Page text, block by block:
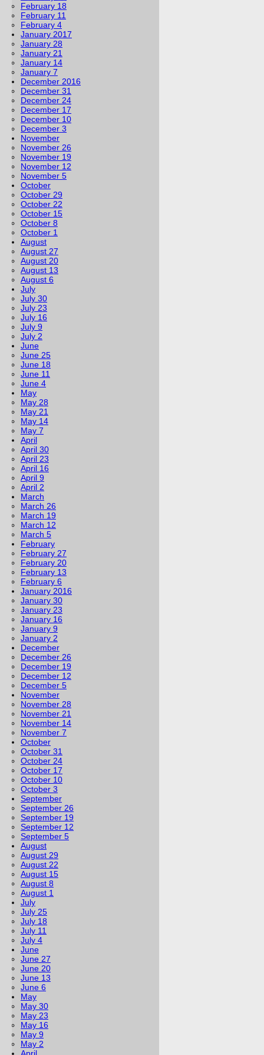
February 18
February 11
February 4
January 2017
January 28
January 21
January 14
January 7
December 2016
December 31
December 24
December 17
December 10
December 3
November
November 26
November 19
November 12
November 5
October
October 29
October 22
October 15
October 8
October 1
August
August 27
August 20
August 13
August 6
July
July 30
July 23
July 16
July 9
July 2
June
June 25
June 18
June 11
June 4
May
May 28
May 21
May 14
May 7
April
April 30
April 23
April 16
April 9
April 2
March
March 26
March 19
March 12
March 5
February
February 27
February 20
February 13
February 6
January 2016
January 30
January 23
January 16
January 9
January 2
December
December 26
December 19
December 12
December 5
November
November 28
November 21
November 14
November 7
October
October 31
October 24
October 17
October 10
October 3
September
September 26
September 19
September 12
September 5
August
August 29
August 22
August 15
August 8
August 1
July
July 25
July 18
July 11
July 4
June
June 27
June 20
June 13
June 6
May
May 30
May 23
May 16
May 9
May 2